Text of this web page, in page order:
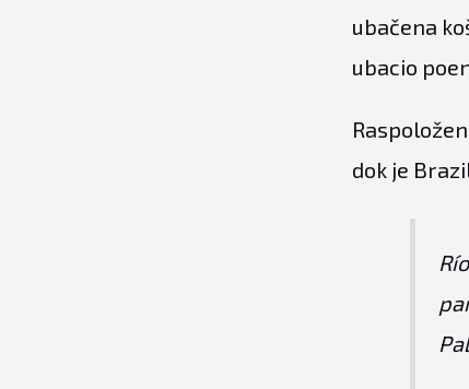
ubačena
ubacio
dok je